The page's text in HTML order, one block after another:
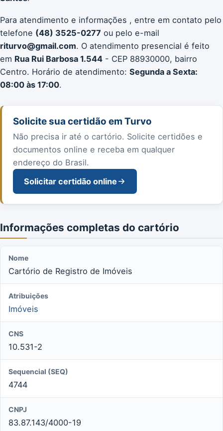
Para atendimento e informações , entre em contato pelo
telefone (48) 3525-0277 ou pelo e-mail
riturvo@gmail.com. O atendimento presencial é feito
em Rua Rui Barbosa 1.544 - CEP 88930000, bairro
Centro. Horário de atendimento: Segunda a Sexta:
08:00 às 17:00.
Solicite sua certidão em Turvo
Não precisa ir até o cartório. Solicite certidões e
documentos online e receba em qualquer
endereço do Brasil.
Solicitar certidão online
Informações completas do cartório
Nome
Cartório de Registro de Imóveis
Atribuições
Imóveis
CNS
10.531-2
Sequencial (SEQ)
4744
CNPJ
83.87.143/4000-19